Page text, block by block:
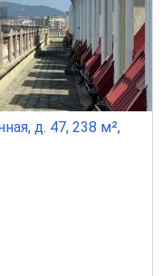
д. 47, 238 м²,